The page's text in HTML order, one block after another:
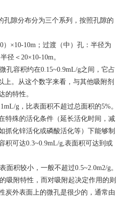
隙分布分为三个系列，按照孔隙的
×10-10m；过渡（中）孔：半径为
径＜20×10-10m。
容积约在0.15~0.9mL/g之间，它占
上。从这个数字来看，与其他吸附剂
的特性。
g，比表面积不超过总面积的5%。
特殊的活化条件（延长活化时间，减
抓化锌活化或磷酸活化等）下能够制
积可达0.3~0.9mL/g,表面积可达到或
积较小，一般不超过0.5~2.0m2/g。
吸附特性，而对吸附起决定作用的则
炭外表面上的微孔是很少的，通常由